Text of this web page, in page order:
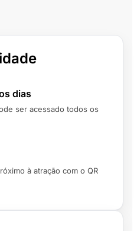
dias
ser acessado todos os
à atração com o QR